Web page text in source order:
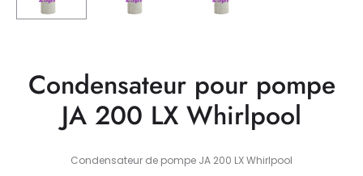
Condensateur pour pompe
JA 200 LX Whirlpool
Condensateur de pompe JA 200 LX Whirlpool